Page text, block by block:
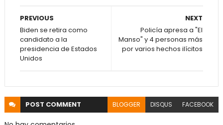
NEXT
Policía apresa a "El
Manso" y 4 personas más
por varios hechos ilícitos
PREVIOUS
Biden se retira como
candidato a la
presidencia de Estados
Unidos
POST COMMENT BLOGGER DISQUS FACEBOOK